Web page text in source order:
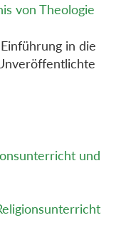
von Theologie
in die
und